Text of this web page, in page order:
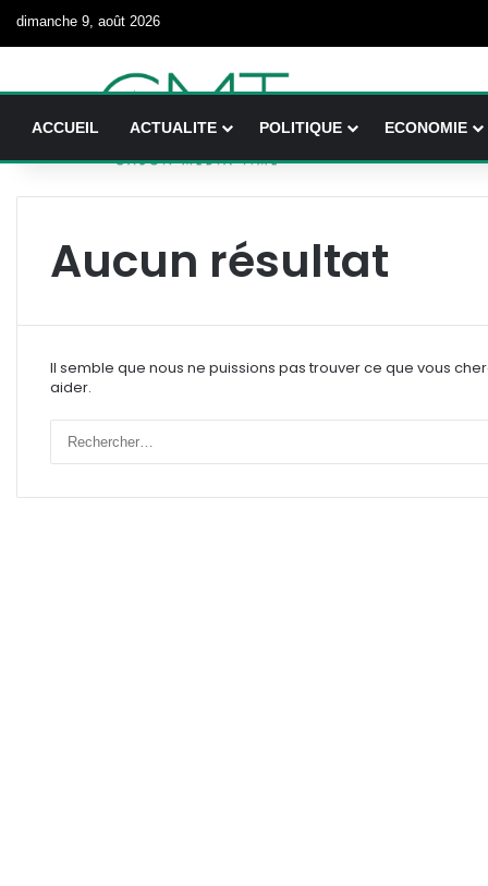
dimanche 9, août 2026
ACCUEIL ACTUALITE POLITIQUE ECONOMIE
Aucun résultat
Il semble que nous ne puissions pas trouver ce que vous
aider.